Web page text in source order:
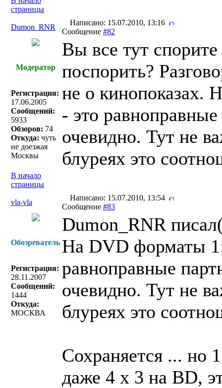
страницы
Dumon_RNR
Написано: 15.07.2010, 13:16
Сообщение #82
Модератор
Регистрация:
17.06.2005
Сообщений:
5933
Обзоров: 74
Откуда: чуть
не доезжая
Москвы
Вы все тут
поспорить?
не о кинопоказах.
- это
очевидно. Тут не
блуреях это
В начало
страницы
vla-vla
Написано: 15.07.2010, 13:54
Сообщение #83
Обозреватель
Регистрация:
28.11.2007
Сообщений:
1444
Откуда:
МОСКВА
Dumon_RNR
На DVD форматы
равноправные
очевидно. Тут не
блуреях это
Сохраняется ... но
даже 4 х 3 на BD,